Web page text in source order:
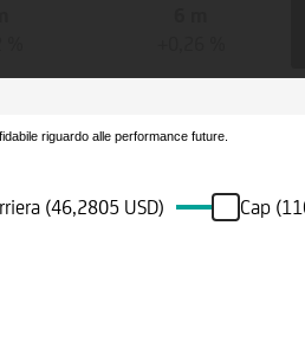
riguardo alle performance future.
(46,2805 USD) Cap